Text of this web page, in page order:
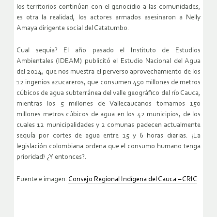
los territorios continúan con el genocidio a las comunidades,
es otra la realidad, los actores armados asesinaron a Nelly
Amaya dirigente social del Catatumbo.
Cual sequia? El año pasado el Instituto de Estudios
Ambientales (IDEAM) publicitó el Estudio Nacional del Agua
del 2014, que nos muestra el perverso aprovechamiento de los
12 ingenios azucareros, que consumen 450 millones de metros
cúbicos de agua subterránea del valle geográfico del río Cauca,
mientras los 5 millones de Vallecaucanos tomamos 150
millones metros cúbicos de agua en los 42 municipios, de los
cuales 12 municipalidades y 2 comunas padecen actualmente
sequía por cortes de agua entre 15 y 6 horas diarias. ¡La
legislación colombiana ordena que el consumo humano tenga
prioridad! ¿Y entonces?.
Fuente e imagen: Consejo Regional Indígena del Cauca – CRIC